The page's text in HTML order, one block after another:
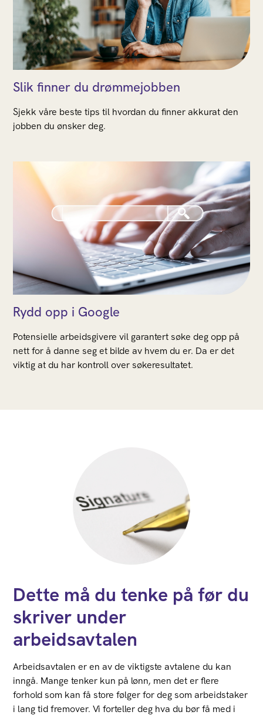
Slik finner du drømmejobben
Sjekk våre beste tips til hvordan du finner akkurat den
jobben du ønsker deg.
Rydd opp i Google
Potensielle arbeidsgivere vil garantert søke deg opp på
nett for å danne seg et bilde av hvem du er. Da er det
viktig at du har kontroll over søkeresultatet.
Dette må du tenke på før du
skriver under
arbeidsavtalen
Arbeidsavtalen er en av de viktigste avtalene du kan
inngå. Mange tenker kun på lønn, men det er flere
forhold som kan få store følger for deg som arbeidstaker
i lang tid fremover. Vi forteller deg hva du bør få med i